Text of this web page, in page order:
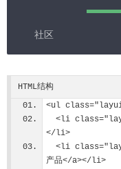
社区
HTML结构
<ul
</li>
产品</a></li>